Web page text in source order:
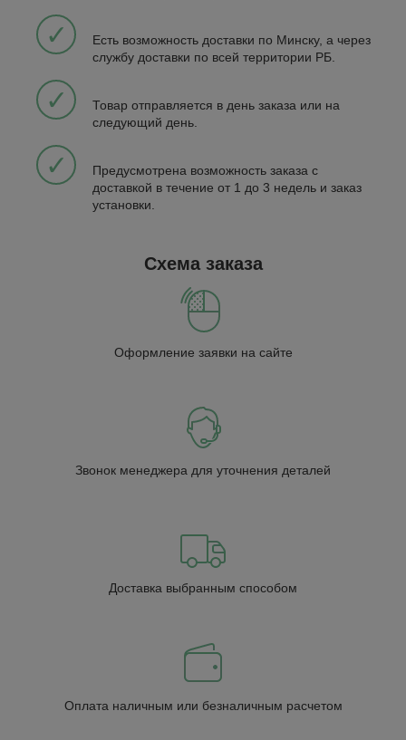
✓
Есть возможность доставки по Минску, а через
службу доставки по всей территории РБ.
✓
Товар отправляется в день заказа или на
следующий день.
✓
Предусмотрена возможность заказа с
доставкой в течение от 1 до 3 недель и заказ
установки.
Схема заказа
Оформление заявки на сайте
Звонок менеджера для уточнения деталей
Доставка выбранным способом
Оплата наличным или безналичным расчетом